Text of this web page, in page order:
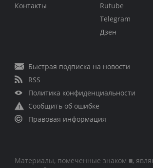
Контакты
Rutube
Telegram
Дзен
Быстрая подписка на новости
RSS
Политика конфиденциальности
Сообщить об ошибке
Правовая информация
Материалы, помеченные знаком ■,